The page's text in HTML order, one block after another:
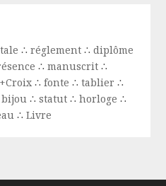
∴réglement∴diplôme
∴manuscrit∴
∴fonte∴tablier∴
bijou∴statut∴horloge∴
∴Livre